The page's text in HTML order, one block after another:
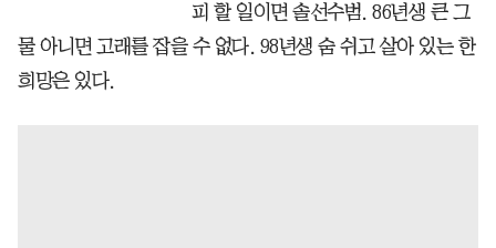
피 할 일이면 솔선수범. 86년생 큰 그
물 아니면 고래를 잡을 수 없다. 98년생 숨 쉬고 살아 있는 한
희망은 있다.